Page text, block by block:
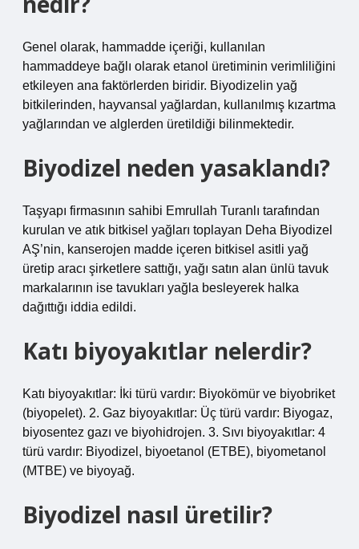
Genel olarak, hammadde içeriği, kullanılan
hammaddeye bağlı olarak etanol üretiminin verimliliğini
etkileyen ana faktörlerden biridir. Biyodizelin yağ
bitkilerinden, hayvansal yağlardan, kullanılmış kızartma
yağlarından ve alglerden üretildiği bilinmektedir.
Biyodizel neden yasaklandı?
Taşyapı firmasının sahibi Emrullah Turanlı tarafından
kurulan ve atık bitkisel yağları toplayan Deha Biyodizel
AŞ’nin, kanserojen madde içeren bitkisel asitli yağ
üretip aracı şirketlere sattığı, yağı satın alan ünlü tavuk
markalarının ise tavukları yağla besleyerek halka
dağıttığı iddia edildi.
Katı biyoyakıtlar nelerdir?
Katı biyoyakıtlar: İki türü vardır: Biyokömür ve biyobriket
(biyopelet). 2. Gaz biyoyakıtlar: Üç türü vardır: Biyogaz,
biyosentez gazı ve biyohidrojen. 3. Sıvı biyoyakıtlar: 4
türü vardır: Biyodizel, biyoetanol (ETBE), biyometanol
(MTBE) ve biyoyağ.
Biyodizel nasıl üretilir?